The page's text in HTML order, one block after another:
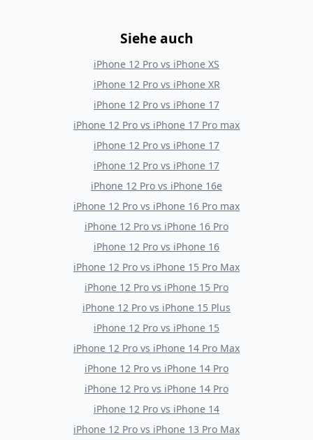
Siehe auch
iPhone 12 Pro vs iPhone XS
iPhone 12 Provs iPhone XR
iPhone 12 Pro vs iPhone 17
iPhone 12 Pro vs iPhone 17 Pro max
iPhone 12 Pro vs iPhone 17
iPhone 12 Pro vs iPhone 17
iPhone 12 Pro vs iPhone 16e
iPhone 12 Pro vs iPhone 16 Pro max
iPhone 12 Pro vs iPhone 16 Pro
iPhone 12 Pro vs iPhone 16
iPhone 12 Pro vs iPhone 15 Pro Max
iPhone 12 Pro vs iPhone 15 Pro
iPhone 12 Pro vs iPhone 15 Plus
iPhone 12 Pro vs iPhone 15
iPhone 12 Pro vs iPhone 14 Pro Max
iPhone 12 Pro vs iPhone 14 Pro
iPhone 12 Pro vs iPhone 14 Pro
iPhone 12 Pro vs iPhone 14
iPhone 12 Pro vs iPhone 13 Pro Max